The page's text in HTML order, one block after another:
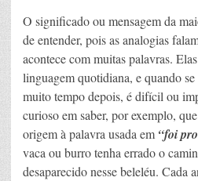
O significado ou mensagem da
de entender, pois as analogias
acontece com muitas palavras.
linguagem quotidiana, e quando
muito tempo depois, é difícil ou
curioso em saber, por exemplo,
origem à palavra usada em “foi
vaca ou burro tenha errado o
desaparecido nesse beleléu. Cada